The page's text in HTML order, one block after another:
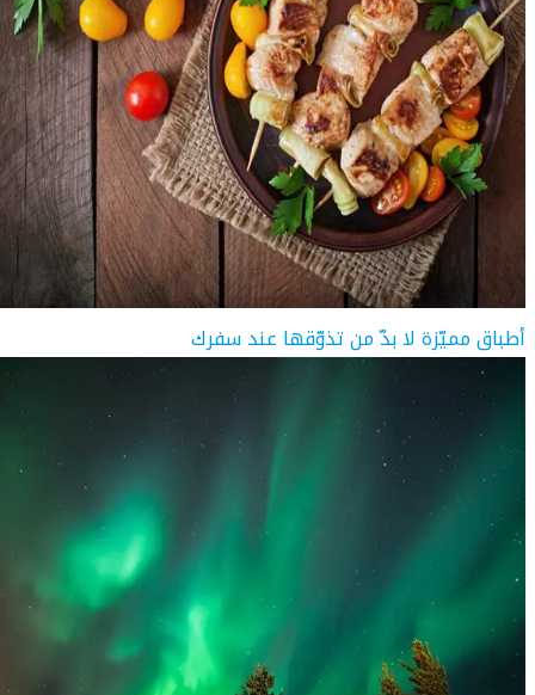
أطباق مميّزة لا بدّ من تذوّقها عند سفرك